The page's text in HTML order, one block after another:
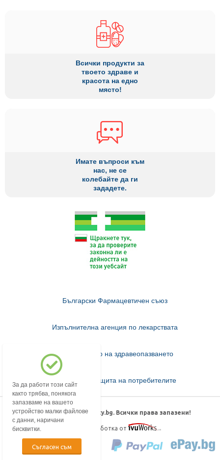
Всички продукти за
твоето здраве и
красота на едно
място!
Имате въпроси към
нас, не се
колебайте да ги
зададете.
Български Фармацевтичен съюз
Изпълнителна агенция по лекарствата
Министерство на здравеопазването
Комисия за защита на потребителите
© 2018-2026 mypharmacy.bg. Всички права запазени!
Дизайн и изработка от
За да работи този сайт
както трябва, понякога
запазваме на вашето
устройство малки файлове
с данни, наричани
бисквитки.
Съгласен съм